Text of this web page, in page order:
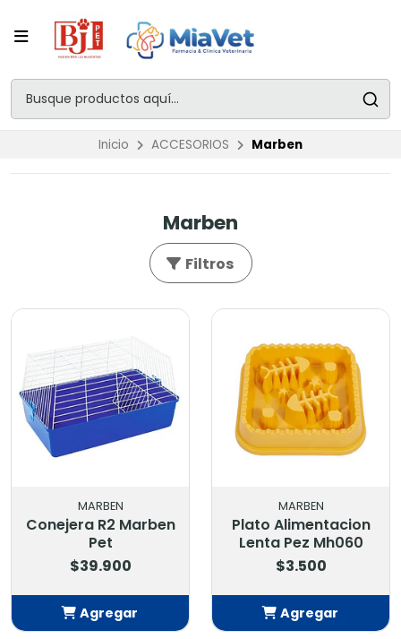
Inicio ACCESORIOS Marben
Marben
Filtros
MARBEN
Conejera R2 Marben
Pet
$39.900
Agregar
MARBEN
Plato Alimentacion
Lenta Pez Mh060
$3.500
Agregar